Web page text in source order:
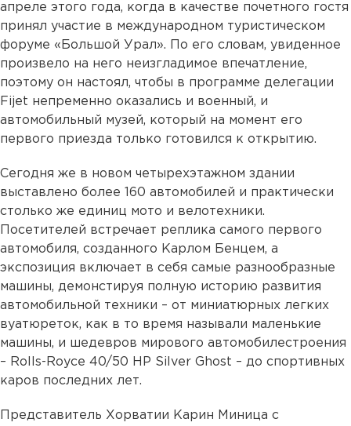
апреле этого года, когда в качестве почетного гостя
принял участие в международном туристическом
форуме «Большой Урал». По его словам, увиденное
произвело на него неизгладимое впечатление,
поэтому он настоял, чтобы в программе делегации
Fijet непременно оказались и военный, и
автомобильный музей, который на момент его
первого приезда только готовился к открытию.
Сегодня же в новом четырехэтажном здании
выставлено более 160 автомобилей и практически
столько же единиц мото и велотехники.
Посетителей встречает реплика самого первого
автомобиля, созданного Карлом Бенцем, а
экспозиция включает в себя самые разнообразные
машины, демонстируя полную историю развития
автомобильной техники – от миниатюрных легких
вуатюреток, как в то время называли маленькие
машины, и шедевров мирового автомобилестроения
– Rolls-Royce 40/50 HP Silver Ghost – до спортивных
каров последних лет.
Представитель Хорватии Карин Миница с